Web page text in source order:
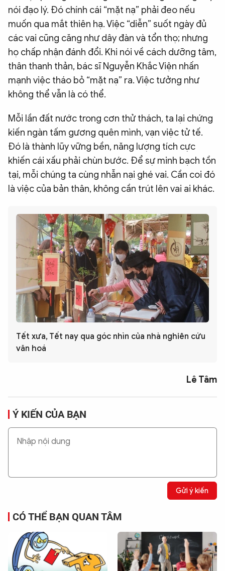
nói đạo lý. Đó chính cái “mặt nạ” phải đeo nếu
muốn qua mắt thiên hạ. Việc “diễn” suốt ngày đủ
các vai cũng căng như dây đàn và tổn thọ; nhưng
họ chấp nhận đánh đổi. Khi nói về cách dưỡng tâm,
thân thanh thản, bác sĩ Nguyễn Khắc Viện nhấn
mạnh việc tháo bỏ “mặt nạ” ra. Việc tưởng như
không thể vẫn là có thể.
Mỗi lần đất nước trong cơn thử thách, ta lại chứng
kiến ngàn tấm gương quên mình, vạn việc tử tế.
Đó là thành lũy vững bền, năng lượng tích cực
khiến cái xấu phải chùn bước. Để sự minh bạch tồn
tại, mỗi chúng ta cùng nhẫn nại ghé vai. Cần coi đó
là việc của bản thân, không cần trút lên vai ai khác.
Tết xưa, Tết nay qua góc nhìn của nhà nghiên cứu
văn hoá
Lê Tâm
Ý KIẾN CỦA BẠN
Gửi ý kiến
CÓ THỂ BẠN QUAN TÂM